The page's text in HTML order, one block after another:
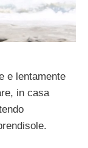
e lentamente
in casa